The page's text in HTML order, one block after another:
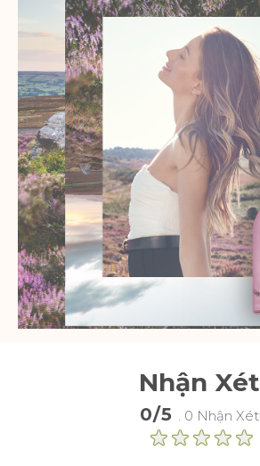
Nhận Xét
0/5 . 0 Nhận Xét